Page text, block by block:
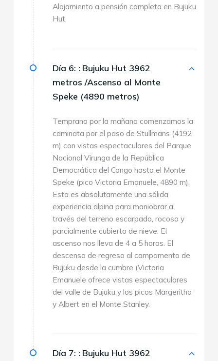
Alojamiento a pensión completa en Bujuku
Hut.
Día 6: : Bujuku Hut 3962
metros /Ascenso al Monte
Speke (4890 metros)
Temprano por la mañana comenzamos la
caminata por el paso de Stullmans (4192
m) con vistas espectaculares del Parque
Nacional Virunga de la República
Democrática del Congo hasta el Monte
Speke (pico Victoria Emanuele, 4890 m).
Esta es absolutamente una sólida
experiencia alpina para maniobrar a
través del terreno escarpado, rocoso y
parcialmente cubierto de nieve. El
ascenso nos lleva de 4 a 5 horas. El
descenso de regreso al campamento de
Bujuku desde la cumbre (Victoria
Emanuele ofrece vistas espectaculares
del valle de Bujuku y los picos Margeritha
y Albert en el Monte Stanley.
Día 7: : Bujuku Hut 3962